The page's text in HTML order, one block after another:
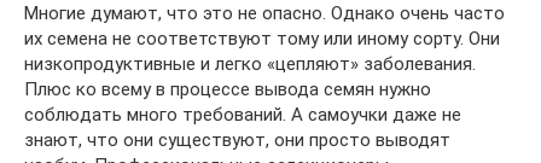
Многие думают, что это не опасно. Однако очень часто
их семена не соответствуют тому или иному сорту. Они
низкопродуктивные и легко «цепляют» заболевания.
Плюс ко всему в процессе вывода семян нужно
соблюдать много требований. А самоучки даже не
знают, что они существуют, они просто выводят